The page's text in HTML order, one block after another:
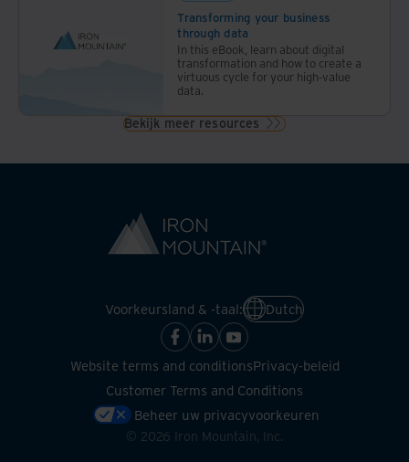
Transforming your business
through data
In this eBook, learn about digital
transformation and how to create a
virtuous cycle for your high-value
data.
Bekijk meer resources
Voorkeursland & -taal: Dutch
Website terms and conditionsPrivacy-beleid
Customer Terms and Conditions
Beheer uw privacyvoorkeuren
© 2026 Iron Mountain, Inc.